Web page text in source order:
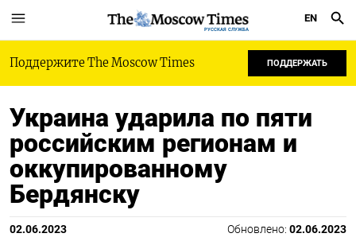
РУССКАЯ СЛУЖБА
EN
Поддержите The Moscow Times ПОДДЕРЖАТЬ
Украина ударила по пяти
российским регионам и
оккупированному
Бердянску
02.06.2023 Обновлено: 02.06.2023